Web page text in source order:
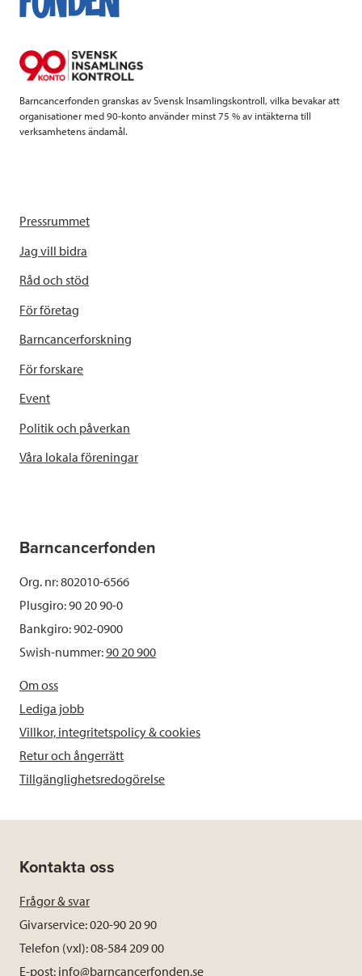
k
Barncancerfonden granskas av Svensk Insamlingskontroll, vilka bevakar att
organisationer med 90-konto använder minst 75 % av intäkterna till
verksamhetens ändamål.
Pressrummet
Jag vill bidra
Råd och stöd
För företag
Barncancerforskning
För forskare
Event
Politik och påverkan
Våra lokala föreningar
Barncancerfonden
Org. nr: 802010-6566
Plusgiro: 90 20 90-0
Bankgiro: 902-0900
Swish-nummer:90 20 900
Om oss
Lediga jobb
Villkor, integritetspolicy & cookies
Retur och ångerrätt
Tillgänglighetsredogörelse
Kontakta oss
Frågor & svar
Givarservice: 020-90 20 90
Telefon (vxl): 08-584 209 00
E-post: info@barncancerfonden.se